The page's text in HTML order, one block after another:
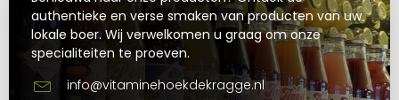
authentieke en verse smaken van producten van uw
lokale boer. Wij verwelkomen u graag om onze
specialiteiten te proeven.
info@vitaminehoekdekragge.nl